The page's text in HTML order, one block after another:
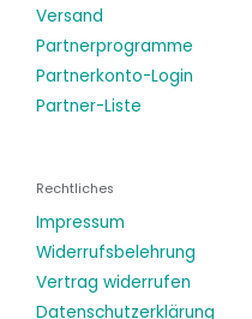
Versand
Partnerprogramme
Partnerkonto-Login
Partner-Liste
Rechtliches
Impressum
Widerrufsbelehrung
Vertrag widerrufen
Datenschutzerklärung